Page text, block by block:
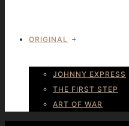
ORIGINAL
JOHNNY EXPRESS
THE FIRST STEP
ART OF WAR